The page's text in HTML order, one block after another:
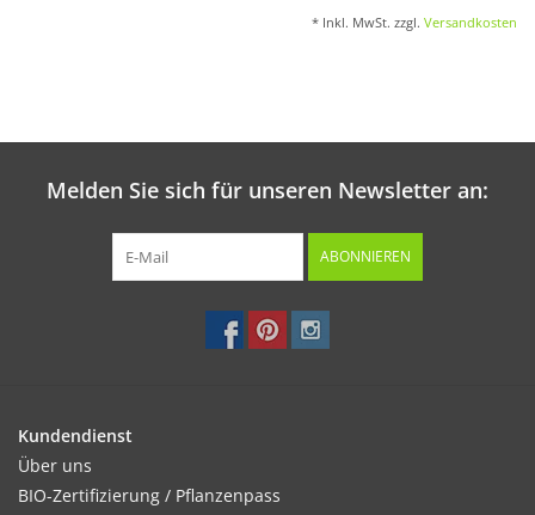
* Inkl. MwSt. zzgl. Versandkosten
Melden Sie sich für unseren Newsletter an:
ABONNIEREN
Kundendienst
Über uns
BIO-Zertifizierung / Pflanzenpass